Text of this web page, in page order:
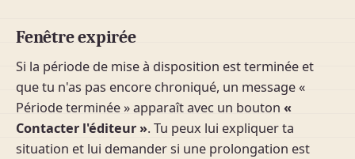
Fenêtre expirée
Si la période de mise à disposition est terminée et
que tu n'as pas encore chroniqué, un message «
Période terminée » apparaît avec un bouton «
Contacter l'éditeur ». Tu peux lui expliquer ta
situation et lui demander si une prolongation est